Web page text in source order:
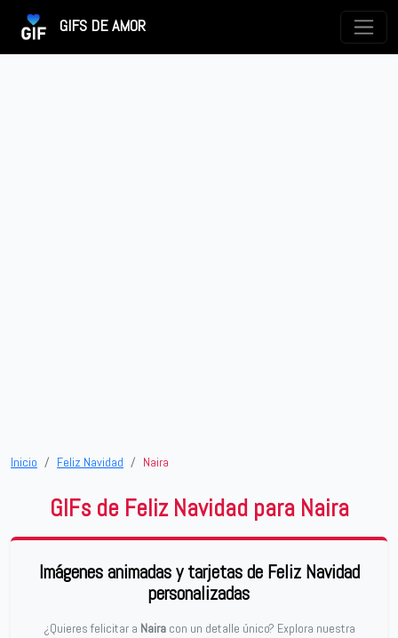
GIFS DE AMOR
Inicio Feliz Navidad Naira
GIFs de Feliz Navidad para Naira
Imágenes animadas y tarjetas de Feliz Navidad
personalizadas
¿Quieres felicitar a Nairacon un detalle único? Explora nuestra